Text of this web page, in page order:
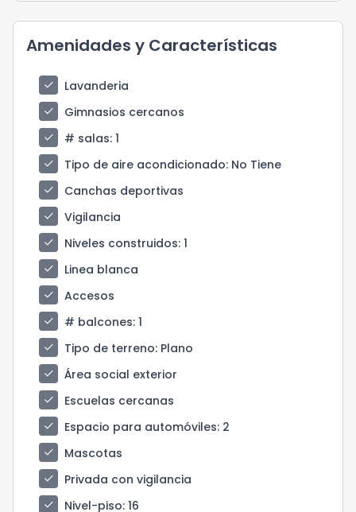
Amenidades y Características
check
Lavanderia
check
Gimnasios cercanos
check
# salas: 1
check
Tipo de aire acondicionado: No Tiene
check
Canchas deportivas
check
Vigilancia
check
Niveles construidos: 1
check
Linea blanca
check
Accesos
check
# balcones: 1
check
Tipo de terreno: Plano
check
Área social exterior
check
Escuelas cercanas
check
Espacio para automóviles: 2
check
Mascotas
check
Privada con vigilancia
check
Nivel-piso: 16